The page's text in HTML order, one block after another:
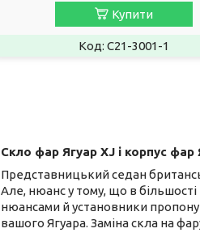
Купити
C21-3001-1
Скло фар Ягуар XJ і корпус фар
Представницький седан
Але, нюанс у тому, що в
нюансами й установники
вашого Ягуара. Заміна скла на